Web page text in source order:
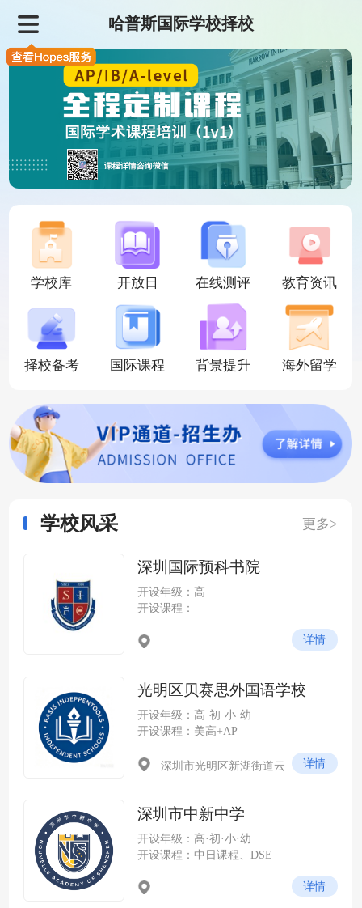
哈普斯国际学校择校
学校库 开放日 在线测评 教育资讯
择校备考 国际课程 背景提升 海外留学
学校风采 更多>
深圳国际预科书院
开设年级：高
开设课程：
详情
光明区贝赛思外国语学校
开设年级：高·初·小·幼
开设课程：美高+AP
深圳校区）
详情
深圳市中新中学
开设年级：高·初·小·幼
开设课程：中日课程、DSE
详情